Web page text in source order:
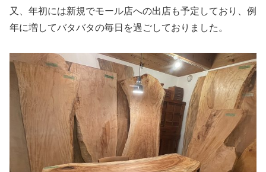
又、年初には新規でモール店への出店も予定しており、例
年に増してバタバタの毎日を過ごしておりました。